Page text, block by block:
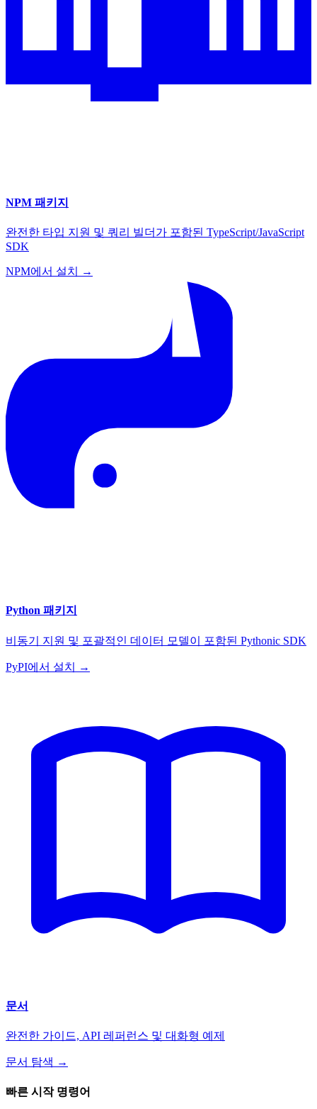
NPM 패키지
완전한 타입 지원 및 쿼리 빌더가 포함된 TypeScript/JavaScript
SDK
NPM에서 설치 →
Python 패키지
비동기 지원 및 포괄적인 데이터 모델이 포함된 Pythonic SDK
PyPI에서 설치 →
문서
완전한 가이드, API 레퍼런스 및 대화형 예제
문서 탐색 →
빠른 시작 명령어